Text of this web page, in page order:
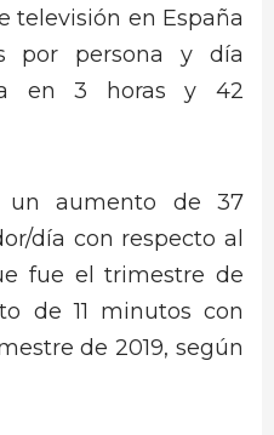
televisión en España
por persona y día
en 3 horas y 42
un aumento de 37
día con respecto al
fue el trimestre de
de 11 minutos con
de 2019, según